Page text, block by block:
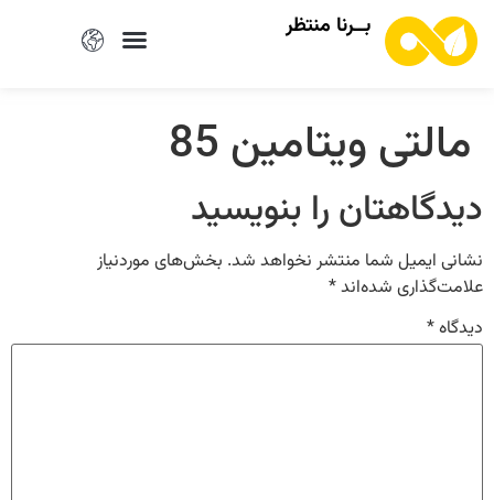
بــرنا منتظر
مالتی ویتامین 85
دیدگاهتان را بنویسید
نشانی ایمیل شما منتشر نخواهد شد. بخش‌های موردنیاز
علامت‌گذاری شده‌اند*
دیدگاه*